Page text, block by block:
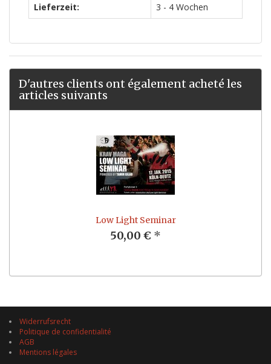
Lieferzeit:
3 - 4 Wochen
D'autres clients ont également acheté les
articles suivants
Low Light Seminar
50,00 € *
Widerrufsrecht
Politique de confidentialité
AGB
Mentions légales